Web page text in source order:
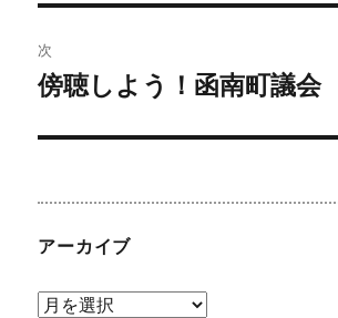
ビ
ゲ
ー
投
稿:
次
次
投
傍聴しよう！函南町議会
アーカイブ
ア